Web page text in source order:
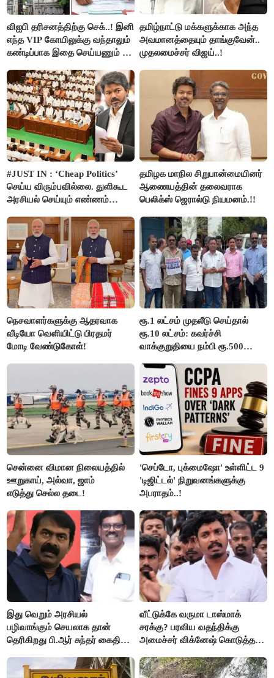
விஐபி தரிசனத்திற்கு செக்..! இனி
எந்த VIP கோயிலுக்கு வந்தாலும்
கண்டிப்பாக இதை செய்யணும் -
தமிழ்நாட்டு மக்களுக்காக அந்த
அவமானத்தையும் தாங்குவேன்..
முதலமைச்சர் விஜய்..!
#JUST IN : ‘Cheap Politics’
செய்ய விரும்பவில்லை. துளிகூட
அரசியல் செய்யும் எண்ணம்
விஜய் பதில்!
தமிழக மாநில சிறுபான்மையினர்
ஆணையத்தின் தலைவராக
பெலிக்ஸ் ஜெரால்டு நியமனம்.!!
நெசவாளர்களுக்கு ஆதரவாக
வீடியோ வெளியிட்டு பிரதமர்
மோடி வேண்டுகோள்!
ரூ.1 லட்சம் முதலீடு செய்தால்
ரூ.10 லட்சம்: கவர்ச்சி
வாக்குறுதியை நம்பி ரூ.500
மக்கள்!
சென்னை விமான நிலையத்தில்
ஊறுகாய், அல்வா, ஜாம்
எடுத்து செல்ல தடை!
'செப்டோ, புக்மைஷோ' உள்ளிட்ட 9
'டிஜிட்டல்' நிறுவனங்களுக்கு
அபராதம்..!
இது வெறும் அரசியல்
பழிவாங்கும் செயலாக தான்
தெரிகிறது பி.ஆர் சுந்தர் கைதிற்கு
வீட்டுக்கே வருமா டாஸ்மாக்
சரக்கு? பரவிய வதந்திக்கு
அமைச்சர் விக்னேஷ் கொடுத்த